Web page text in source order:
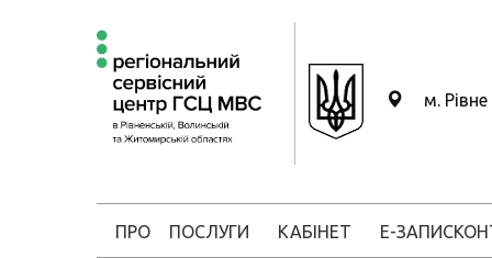
м. Рівне
ПРО ПОСЛУГИ КАБІНЕТ Е-ЗАПИС